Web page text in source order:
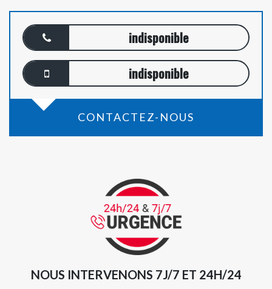
indisponible
indisponible
CONTACTEZ-NOUS
NOUS INTERVENONS 7J/7 ET 24H/24